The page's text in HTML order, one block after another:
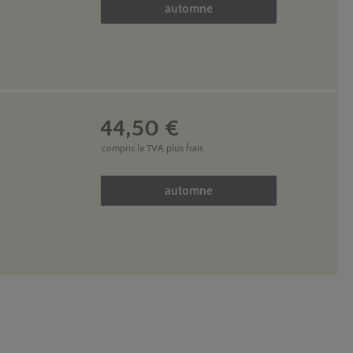
automne
44,50 €
compris la TVA plus frais
Quantité de produit : Entrez
automne